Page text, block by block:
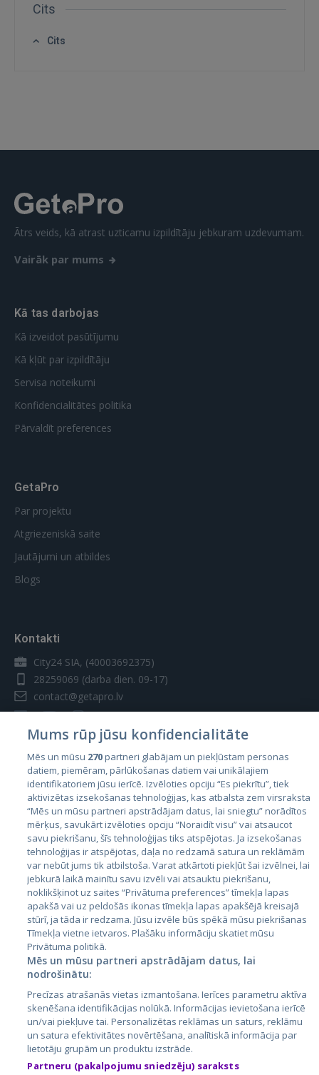
REĢISTRĀCIJA
Cits
Cits
Ātrs veids, kā atrast uzticamu izpildītāju jebkuram uzdevumam.
Vairāk par mums
Kā tas darbojas
Kā izveidot pasūtījumu
Kā kļūt par izpildītāju
Servisa noteikumi
Konfidencialitātes politika
Pārvaldīt preferences
GetaPro
Par projektu
Atgriezeniskā saite
Jautājumi un atbildes
Blogs
Kontakti
City24 SIA, (40003692375)
28259069 (darba dien. 09-17)
contact@getapro.lv
Valstis
Igaunija
Latvija
Lietuva
City24.lv
City24.ee
GetaPro.lv
GetaPro.ee
Skelbiu.lt
Autoplius.lt
Kainos.lt
Paslaugos.lt
auto24.ee
KV.ee
Osta.ee
Mums rūp jūsu konfidencialitāte
Mēs un mūsu 270partneri glabājam un piekļūstam personas
datiem, piemēram, pārlūkošanas datiem vai unikālajiem
identifikatoriem jūsu ierīcē. Izvēloties opciju “Es piekrītu”, tiek
aktivizētas izsekošanas tehnoloģijas, kas atbalsta zem virsraksta
“Mēs un mūsu partneri apstrādājam datus, lai sniegtu” norādītos
mērķus, savukārt izvēloties opciju “Noraidīt visu” vai atsaucot
savu piekrišanu, šīs tehnoloģijas tiks atspējotas. Ja izsekošanas
tehnoloģijas ir atspējotas, daļa no redzamā satura un reklāmām
var nebūt jums tik atbilstoša. Varat atkārtoti piekļūt šai izvēlnei, lai
jebkurā laikā mainītu savu izvēli vai atsauktu piekrišanu,
noklikšķinot uz saites “Privātuma preferences” tīmekļa lapas
apakšā vai uz peldošās ikonas tīmekļa lapas apakšējā kreisajā
stūrī, ja tāda ir redzama. Jūsu izvēle būs spēkā mūsu piekrišanas
Tīmekļa vietne ietvaros. Plašāku informāciju skatiet mūsu
Privātuma politikā.
Mēs un mūsu partneri apstrādājam datus, lai
nodrošinātu:
Precīzas atrašanās vietas izmantošana. Ierīces parametru aktīva
skenēšana identifikācijas nolūkā. Informācijas ievietošana ierīcē
un/vai piekļuve tai. Personalizētas reklāmas un saturs, reklāmu
un satura efektivitātes novērtēšana, analītiskā informācija par
lietotāju grupām un produktu izstrāde.
Partneru (pakalpojumu sniedzēju) saraksts